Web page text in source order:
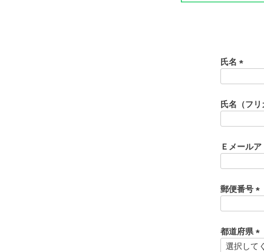
氏名
須
)
氏名（フ
Ｅメール
郵便番号
須
)
都道府県
(